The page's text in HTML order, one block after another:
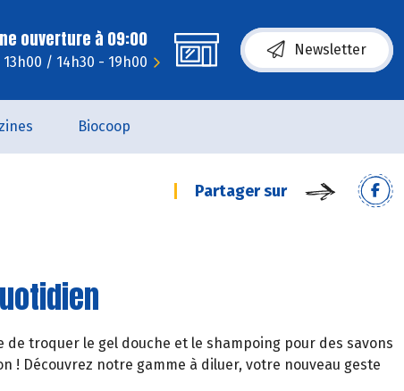
ouverture à 09:00
/ 14h30 - 19h00
Newsletter
Biocoop
Partager sur
de troquer le gel douche et le shampoing pour des savons
! Découvrez notre gamme à diluer, votre nouveau geste